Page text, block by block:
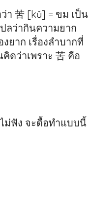
苦 [kǔ] = ขม เป็น
ลว่ากินความยาก
ยาก เรื่องลำบากที่
ดว่าเพราะ 苦 คือ
ม่ฟัง จะดื้อทำแบบนี้